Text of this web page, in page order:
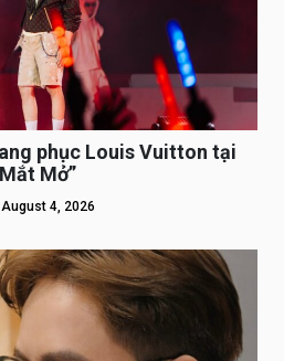
phục Louis Vuitton tại
Mở”
August 4, 2026